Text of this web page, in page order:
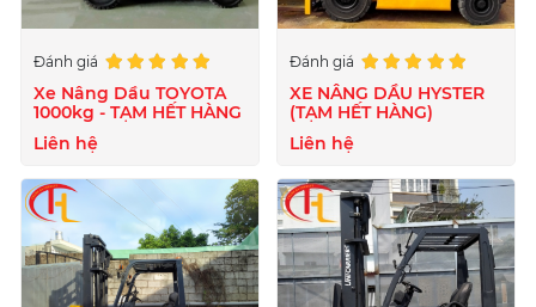
Đánh giá
Xe Nâng Dầu TOYOTA
1000kg - TẠM HẾT HÀNG
Liên hệ
Đánh giá
XE NÂNG DẦU HYSTER
(TẠM HẾT HÀNG)
Liên hệ